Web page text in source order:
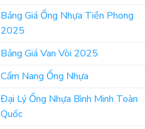
Bảng Giá Ống Nhựa Tiền Phong
2025
Bảng Giá Van Vòi 2025
Cẩm Nang Ống Nhựa
Đại Lý Ống Nhựa Bình Minh Toàn
Quốc